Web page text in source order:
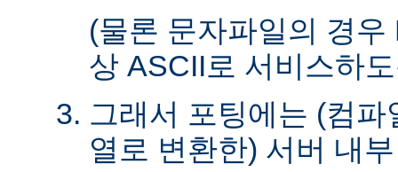
(물론 문자파일의 경
상 ASCII로 서비스하
그래서 포팅에는 (컴
열로 변환한) 서버 내